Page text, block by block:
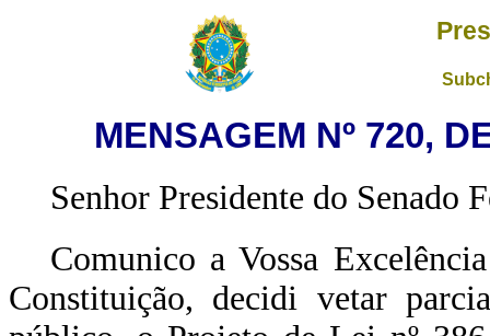
MENSAGEM Nº 720,
Senhor Presidente do Senado
Comunico a Vossa
Constituição, decidi vetar